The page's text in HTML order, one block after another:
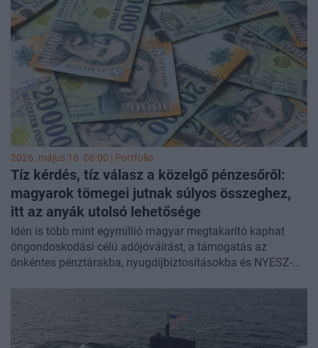
2026. május 16. 06:00 | Portfolio
Tíz kérdés, tíz válasz a közelgő pénzesőről:
magyarok tömegei jutnak súlyos összeghez,
itt az anyák utolsó lehetősége
Idén is több mint egymillió magyar megtakarító kaphat
öngondoskodási célú adójóváírást, a támogatás az
önkéntes pénztárakba, nyugdíjbiztosításokba és NYESZ-
benyújtandó adóbevallásban lehet azt igényelni. Sokan
vannak olyanok is, például a nemrég adómentessé váló
többgyermekes anyák, akik most utoljára részesülhetnek a